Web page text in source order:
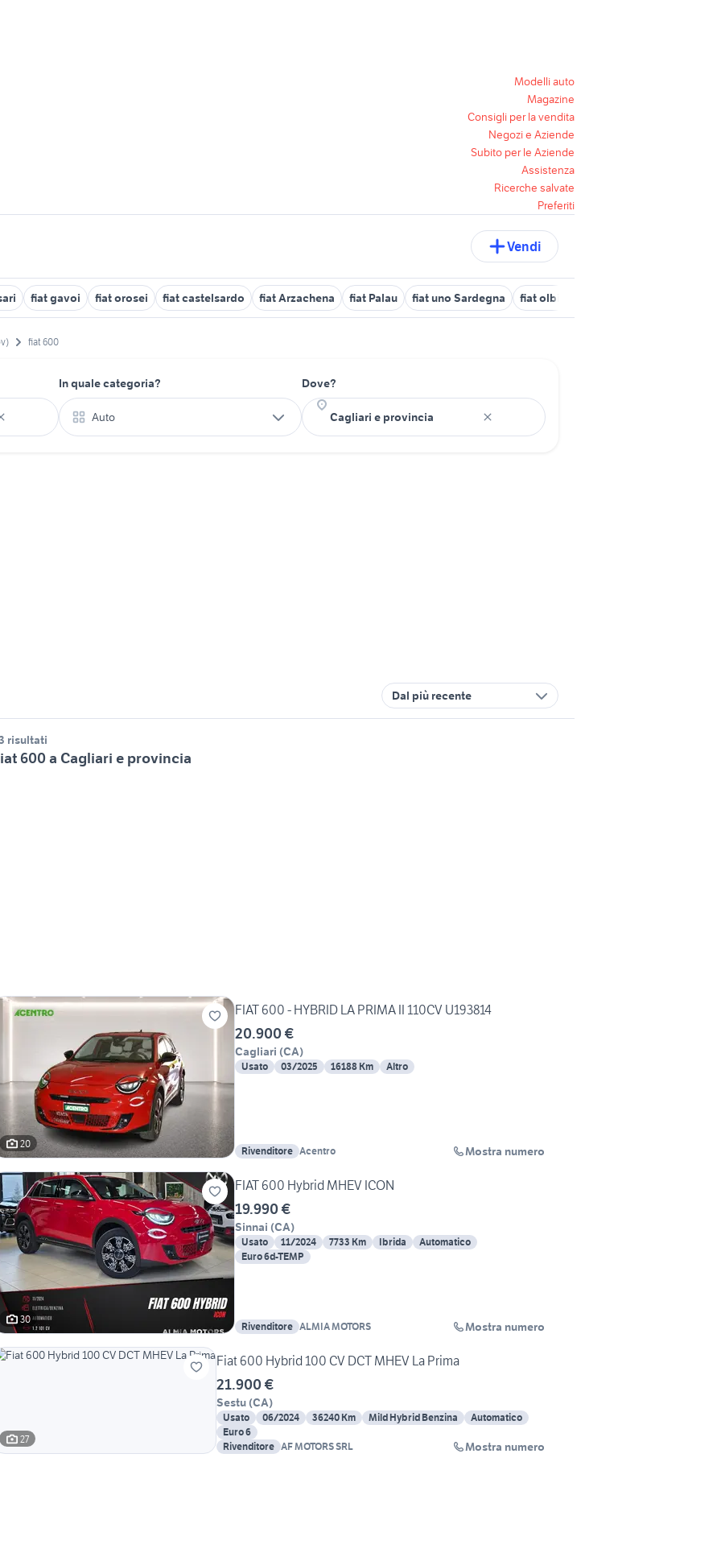
Modelli auto
Magazine
Consigli per la vendita
Negozi e Aziende
Subito per le Aziende
Assistenza
Ricerche salvate
Preferiti
Vendi
fiat gavoi fiat orosei fiat castelsardo fiat Arzachena fiat Palau fiat uno Sardegna fiat olbia
fiat 600
In quale categoria?
Auto
Dove?
Dal più recente
risultati
600 a Cagliari e provincia
20
FIAT 600 - HYBRID LA PRIMA II 110CV U193814
20.900 €
Cagliari (CA)
Usato 03/2025 16188 Km Altro
Rivenditore Acentro Mostra numero
30
FIAT 600 Hybrid MHEV ICON
19.990 €
Sinnai (CA)
Usato 11/2024 7733 Km Ibrida
Automatico
Euro 6d-TEMP
Rivenditore ALMIA MOTORS Mostra numero
27
Fiat 600 Hybrid 100 CV DCT MHEV La Prima
21.900 €
Sestu (CA)
Usato 06/2024 36240 Km Mild Hybrid Benzina
Automatico
Euro 6
Rivenditore AF MOTORS SRL Mostra numero